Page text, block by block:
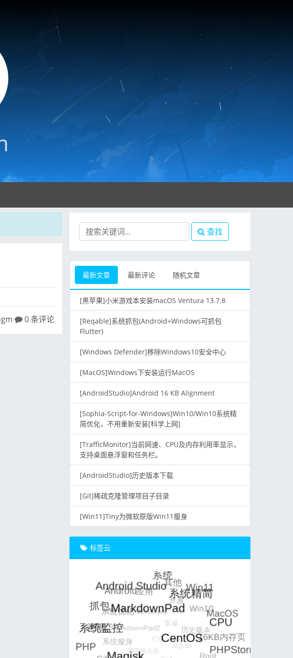
0 条评论
查找
最新文章 最新评论 随机文章
[黑苹果]小米游戏本安装macOS Ventura 13.7.8
[Reqable]系统抓包(Android+Windows可抓包
Flutter)
[Windows Defender]移除Windows10安全中心
[MacOS]Windows下安装运行MacOS
[AndroidStudio]Android 16 KB Alignment
[Sophia-Script-for-Windows]Win10/Win10系统精
简优化，不用重新安装[科学上网]
[TrafficMonitor]当前网速、CPU及内存利用率显示，
支持桌面悬浮窗和任务栏。
[AndroidStudio]历史版本下载
[Git]稀疏克隆管理项目子目录
[Win11]Tiny为微软原版Win11瘦身
标签云